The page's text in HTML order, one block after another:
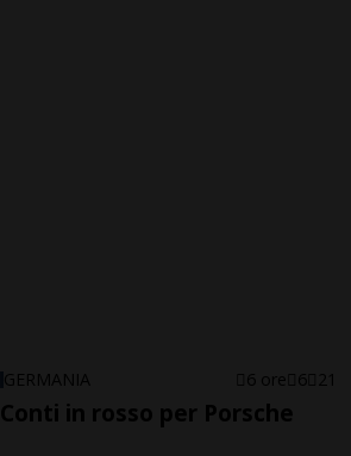
GERMANIA 6 ore 6 21
Conti in rosso per Porsche